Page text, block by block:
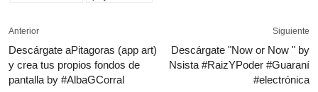
Anterior
Descárgate aPitagoras (app art)
y crea tus propios fondos de
pantalla by #AlbaGCorral
Siguiente
Descárgate "Now or Now " by
Nsista #RaizYPoder #Guaraní
#electrónica